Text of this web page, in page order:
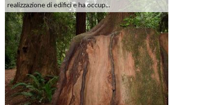
realizzazione di edifici e ha occup...